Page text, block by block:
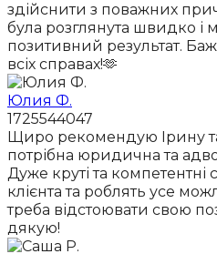
здійснити з поважних
була розглянута швидко і
позитивний результат.
всіх справах!🫶
Юлия Ф.
1725544047
Щиро рекомендую Ірину та
потрібна юридична та
Дуже круті та компетентні
клієнта та роблять усе
треба відстоювати свою
дякую!